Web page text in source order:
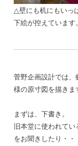
△壁にも机にもいっ
下絵が控えています。
菅野企画設計では
様の原寸図を描きま
まずは、下書き。
旧本堂に使われて
をお聞きしたり・・